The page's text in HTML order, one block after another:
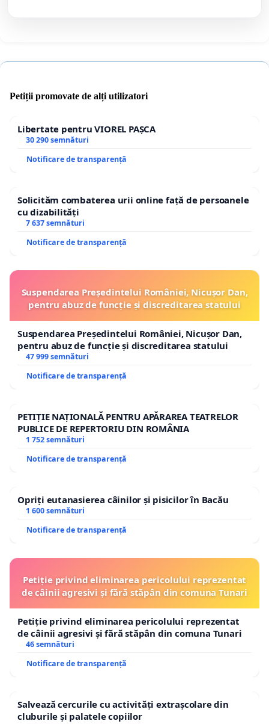
Petiții promovate de alți utilizatori
Libertate pentru VIOREL PAȘCA
30 290 semnături
Notificare de transparență
Solicităm combaterea urii online față de persoanele
cu dizabilități
7 637 semnături
Notificare de transparență
Suspendarea Președintelui României, Nicușor Dan,
pentru abuz de funcție și discreditarea statului
Suspendarea Președintelui României, Nicușor Dan,
pentru abuz de funcție și discreditarea statului
47 999 semnături
Notificare de transparență
PETIȚIE NAȚIONALĂ PENTRU APĂRAREA TEATRELOR
PUBLICE DE REPERTORIU DIN ROMÂNIA
1 752 semnături
Notificare de transparență
Opriți eutanasierea câinilor și pisicilor în Bacău
1 600 semnături
Notificare de transparență
Petiție privind eliminarea pericolului reprezentat
de câinii agresivi și fără stăpân din comuna Tunari
Petiție privind eliminarea pericolului reprezentat
de câinii agresivi și fără stăpân din comuna Tunari
46 semnături
Notificare de transparență
Salvează cercurile cu activități extrașcolare din
cluburile și palatele copiilor